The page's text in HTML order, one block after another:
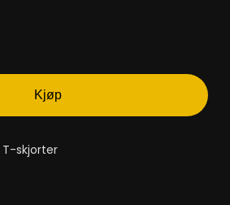
Kjøp
T-skjorter